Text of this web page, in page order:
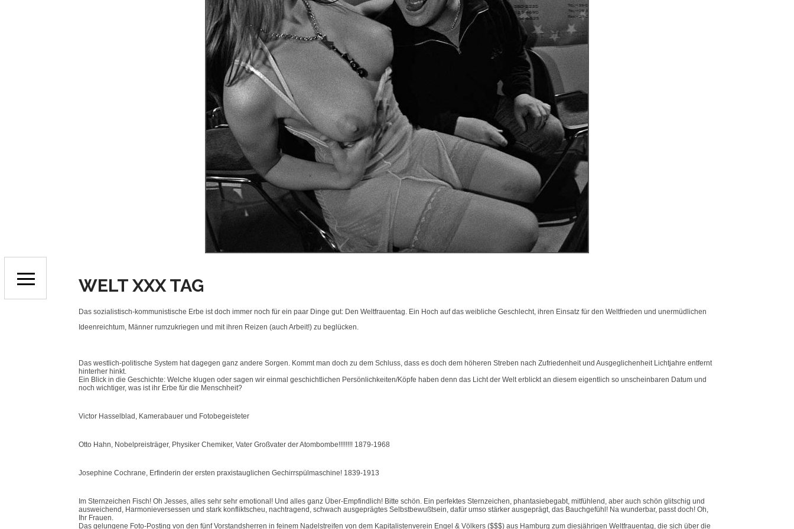
WELT XXX TAG
Das sozialistisch-kommunistische Erbe ist doch immer noch für ein paar Dinge gut: Den Weltfrauentag. Ein Hoch auf das weibliche Geschlecht, ihren Einsatz für den Weltfrieden und unermüdlichen
Ideenreichtum, Männer rumzukriegen und mit ihren Reizen (auch Arbeit!) zu beglücken.
Das westlich-politische System hat dagegen ganz andere Sorgen. Kommt man doch zu dem Schluss, dass es doch dem höheren Streben nach Zufriedenheit und Ausgeglichenheit Lichtjahre entfernt
hinterher hinkt.
Ein Blick in die Geschichte: Welche klugen oder sagen wir einmal geschichtlichen Persönlichkeiten/Köpfe haben denn das Licht der Welt erblickt an diesem eigentlich so unscheinbaren Datum und
noch wichtiger, was ist ihr Erbe für die Menschheit?
Victor Hasselblad, Kamerabauer und Fotobegeisteter
Otto Hahn, Nobelpreisträger, Physiker Chemiker, Vater Großvater der Atombombe!!!!!!!! 1879-1968
Josephine Cochrane, Erfinderin der ersten praxistauglichen Gechirrspülmaschine! 1839-1913
Im Sternzeichen Fisch! Oh Jesses, alles sehr sehr emotional! Und alles ganz Über-Empfindlich! Bitte schön. Ein perfektes Sternzeichen, phantasiebegabt, mitfühlend, aber auch schön glitschig und
ausweichend, Harmonieversessen und stark konfliktscheu, nachtragend, schwach ausgeprägtes Selbstbewußtsein, dafür umso stärker ausgeprägt, das Bauchgefühl! Na wunderbar, passt doch! Oh,
Ihr Frauen.
Das gelungene Foto-Posting von den fünf Vorstandsherren in feinem Nadelstreifen von dem Kapitalistenverein Engel & Völkers ($$$) aus Hamburg zum diesjährigen Weltfrauentag, die sich über die